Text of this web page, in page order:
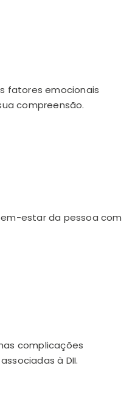
fatores emocionais
compreensão.
estar da pessoa com
complicações
à DII.